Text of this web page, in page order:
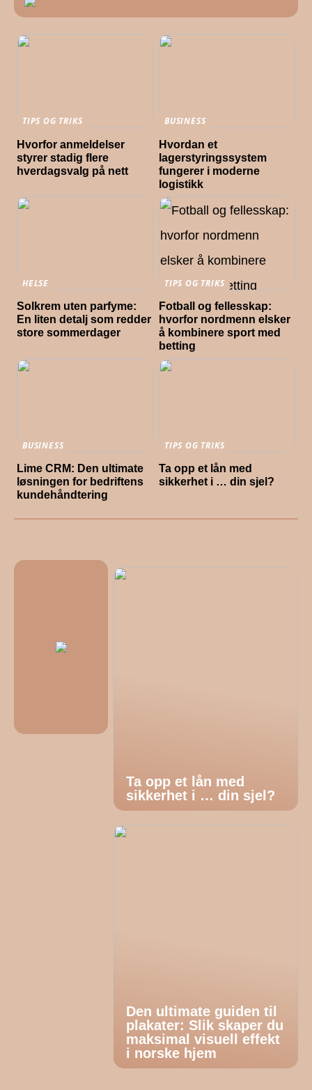
TIPS OG TRIKS
Hvorfor anmeldelser
styrer stadig flere
hverdagsvalg på nett
BUSINESS
Hvordan et
lagerstyringssystem
fungerer i moderne
logistikk
HELSE
Solkrem uten parfyme:
En liten detalj som redder
store sommerdager
TIPS OG TRIKS
Fotball og fellesskap:
hvorfor nordmenn elsker
å kombinere sport med
betting
BUSINESS
Lime CRM: Den ultimate
løsningen for bedriftens
kundehåndtering
TIPS OG TRIKS
Ta opp et lån med
sikkerhet i … din sjel?
Ta opp et lån med
sikkerhet i … din sjel?
Den ultimate guiden til
plakater: Slik skaper du
maksimal visuell effekt
i norske hjem